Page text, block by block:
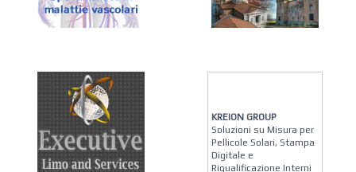
KREION GROUP
Soluzioni su Misura per
Pellicole Solari, Stampa
Digitale e
Riqualificazione Interni